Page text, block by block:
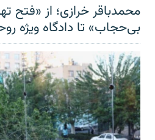
محمدباقر خرازی؛ از «فتح
بی‌حجاب» تا دادگاه ویژه